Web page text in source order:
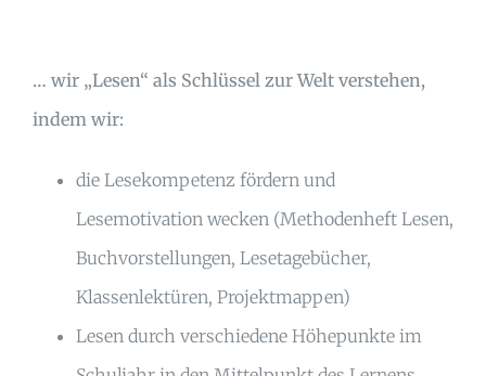
… wir „Lesen“ als Schlüssel zur Welt verstehen,
indem wir:
die Lesekompetenz fördern und
Lesemotivation wecken (Methodenheft Lesen,
Buchvorstellungen, Lesetagebücher,
Klassenlektüren, Projektmappen)
Lesen durch verschiedene Höhepunkte im